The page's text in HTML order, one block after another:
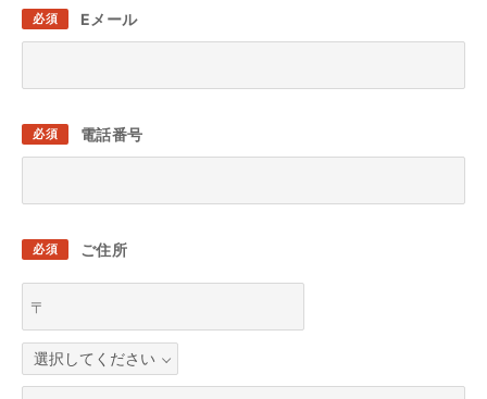
必須 Eメール
必須 電話番号
必須 ご住所
〒